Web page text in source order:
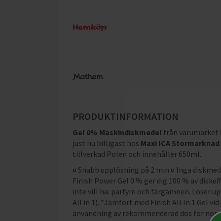
PRODUKTINFORMATION
Gel 0% Maskindiskmedel från varumärket
just nu billigast hos Maxi ICA
tillverkad Polen och innehåller 650ml.
¤ Snabb upplösning på 2 min ¤ Inga
Finish Power Gel 0 % ger dig 100 % av
inte vill ha: parfym och färgämnen. Löser
All in 1). *Jämfört med Finish All In 1 Gel vid
användning av rekommenderad dos för